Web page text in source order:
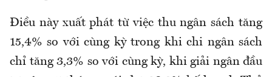
Điều này xuất phát từ việc thu ngân sách tăng
15,4% so với cùng kỳ trong khi chi ngân sách
chỉ tăng 3,3% so với cùng kỳ, khi giải ngân đầu